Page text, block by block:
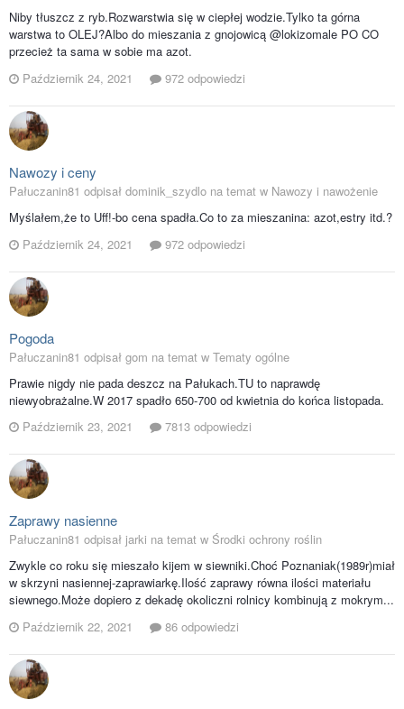
Niby tłuszcz z ryb.Rozwarstwia się w ciepłej wodzie.Tylko ta górna
warstwa to OLEJ?Albo do mieszania z gnojowicą @lokizomale PO CO
przecież ta sama w sobie ma azot.
Październik 24, 2021
972 odpowiedzi
Nawozy i ceny
Pałuczanin81 odpisał dominik_szydlo na temat w Nawozy i nawożenie
Myślałem,że to Uff!-bo cena spadła.Co to za mieszanina: azot,estry itd.?
Październik 24, 2021
972 odpowiedzi
Pogoda
Pałuczanin81 odpisał gom na temat w Tematy ogólne
Prawie nigdy nie pada deszcz na Pałukach.TU to naprawdę
niewyobrażalne.W 2017 spadło 650-700 od kwietnia do końca listopada.
Październik 23, 2021
7813 odpowiedzi
Zaprawy nasienne
Pałuczanin81 odpisał jarki na temat w Środki ochrony roślin
Zwykle co roku się mieszało kijem w siewniki.Choć Poznaniak(1989r)miał
w skrzyni nasiennej-zaprawiarkę.Ilość zaprawy równa ilości materiału
siewnego.Może dopiero z dekadę okoliczni rolnicy kombinują z mokrym...
Październik 22, 2021
86 odpowiedzi